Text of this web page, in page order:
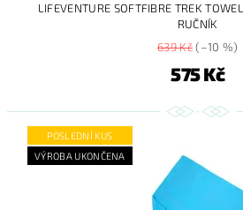
LIFEVENTURE SOFTFIBRE TREK
RUČNÍK
639 Kč(–10 %)
575 Kč
POSLEDNÍ KUS
VÝROBA UKONČENA